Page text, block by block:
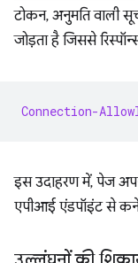
टोकन, अनुमति वाली
जोड़ता है जिससे
Connection-
इस उदाहरण में, पेज
एपीआई एंडपॉइंट से